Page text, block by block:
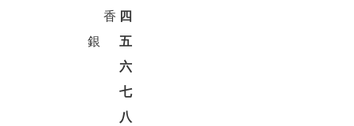
香 四
銀
五
六
七
八